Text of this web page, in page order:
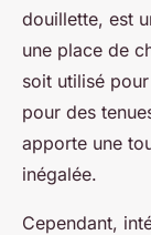
douillette, est
une place de
soit utilisé
pour des
apporte une
inégalée.
Cependant,